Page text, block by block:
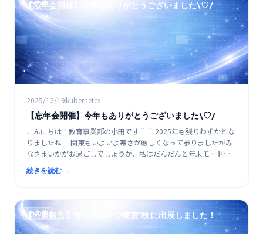
【忘年会開催】今年もありがとうございました\♡/
その他
2025/12/19kubernetes
【忘年会開催】今年もありがとうございました\♡/
こんにちは！教育事業部の小田です＾＾ 2025年も残りわずかとな
りましたね 関東もいよいよ寒さが厳しくなって参りましたがみ
なさまいかがお過ごしでしょうか、私はだんだんと年末モードに
続きを読む →
【出展報告】情シスDXPO東京'秋 に出展しました！
その他